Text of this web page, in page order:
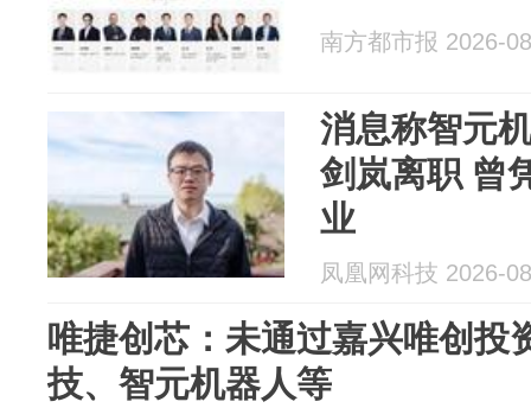
南方都市报 2026-
消息称智元
剑岚离职 曾
业
凤凰网科技 2026-
唯捷创芯：未通过嘉兴唯创投
技、智元机器人等